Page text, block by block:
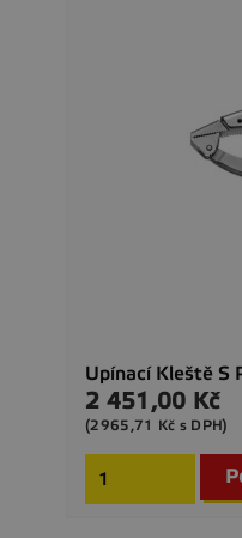
Upínací Kleště S
Cena
2 451,00 Kč
(2965,71 Kč s DPH)